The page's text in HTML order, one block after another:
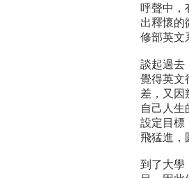
呼聲中，
出釋懷的
修部英文
談起過去
覺得英文
差，又因
自己人生
設定目標
飛猛進，
到了大學